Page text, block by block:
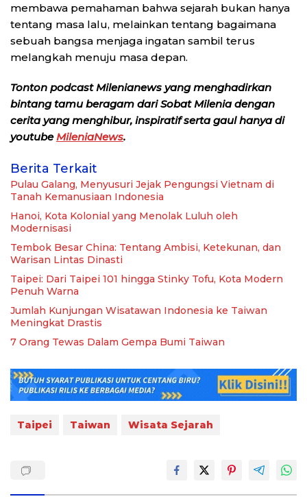
membawa pemahaman bahwa sejarah bukan hanya
tentang masa lalu, melainkan tentang bagaimana
sebuah bangsa menjaga ingatan sambil terus
melangkah menuju masa depan.
Tonton podcast Milenianews yang menghadirkan
bintang tamu beragam dari Sobat Milenia dengan
cerita yang menghibur, inspiratif serta gaul hanya di
youtubeMileniaNews.
Berita Terkait
Pulau Galang, Menyusuri Jejak Pengungsi Vietnam di
Tanah Kemanusiaan Indonesia
Hanoi, Kota Kolonial yang Menolak Luluh oleh
Modernisasi
Tembok Besar China: Tentang Ambisi, Ketekunan, dan
Warisan Lintas Dinasti
Taipei: Dari Taipei 101 hingga Stinky Tofu, Kota Modern
Penuh Warna
Jumlah Kunjungan Wisatawan Indonesia ke Taiwan
Meningkat Drastis
7 Orang Tewas Dalam Gempa Bumi Taiwan
Taipei Taiwan Wisata Sejarah